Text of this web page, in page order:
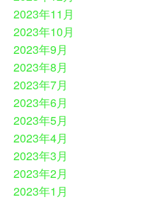
2023年11月
2023年10月
2023年9月
2023年8月
2023年7月
2023年6月
2023年5月
2023年4月
2023年3月
2023年2月
2023年1月